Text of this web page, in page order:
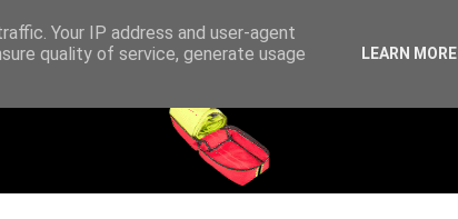
Your IP address and user-agent
quality of service, generate usage
LEARN MORE